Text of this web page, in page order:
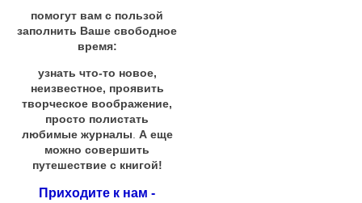
помогут вам с пользой
заполнить Ваше свободное
время:
узнать что-то новое,
неизвестное, проявить
творческое воображение,
просто полистать
любимые журналы А еще
можно совершить
путешествие с книгой!
Приходите к нам -